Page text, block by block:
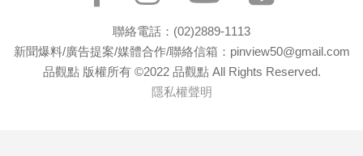
媒
聯絡電話：(02)2889-1113
新聞爆料/廣告提案/媒體合作/聯絡信箱：pinview50@gmail.com
品觀點 版權所有 ©2022 品觀點 All Rights Reserved.
隱私權聲明